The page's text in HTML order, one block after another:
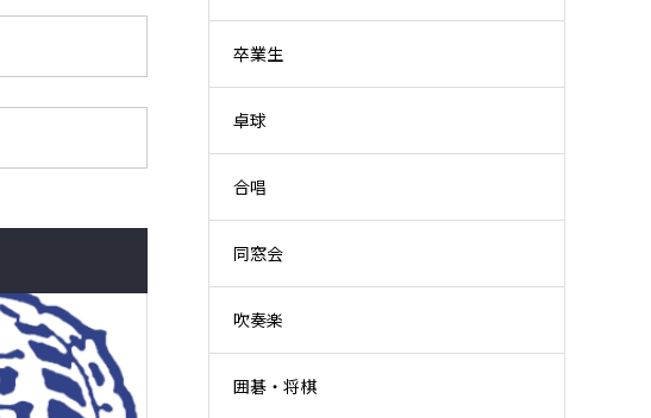
卒業生
卓球
合唱
同窓会
吹奏楽
囲碁・将棋